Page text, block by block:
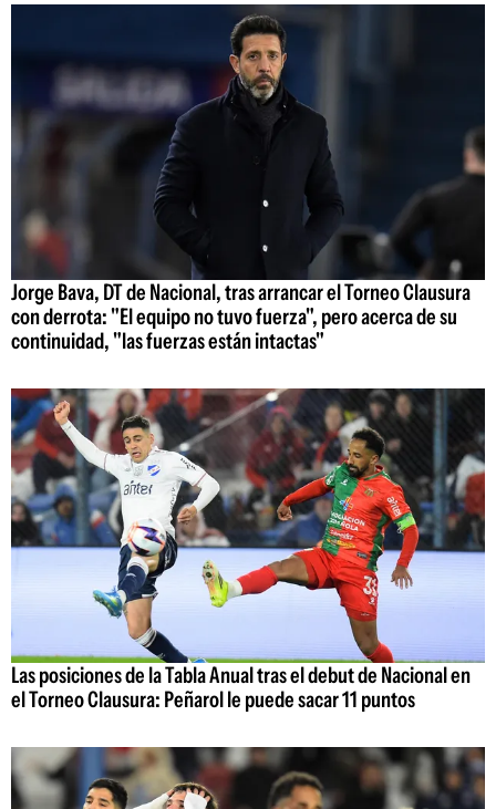
Jorge Bava, DT de Nacional, tras arrancar el Torneo Clausura
con derrota: "El equipo no tuvo fuerza", pero acerca de su
continuidad, "las fuerzas están intactas"
Las posiciones de la Tabla Anual tras el debut de Nacional en
el Torneo Clausura: Peñarol le puede sacar 11 puntos